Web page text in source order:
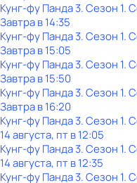
Кунг-фу Панда 3. Сезон 1.
Завтра в 14:35
Кунг-фу Панда 3. Сезон 1.
Завтра в 15:05
Кунг-фу Панда 3. Сезон 1.
Завтра в 15:50
Кунг-фу Панда 3. Сезон 1.
Завтра в 16:20
Кунг-фу Панда 3. Сезон 1.
14 августа, пт в 12:05
Кунг-фу Панда 3. Сезон 1.
14 августа, пт в 12:35
Кунг-фу Панда 3. Сезон 1.